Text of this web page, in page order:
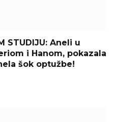
STUDIJU: Aneli u
i Hanom, pokazala
šok optužbe!